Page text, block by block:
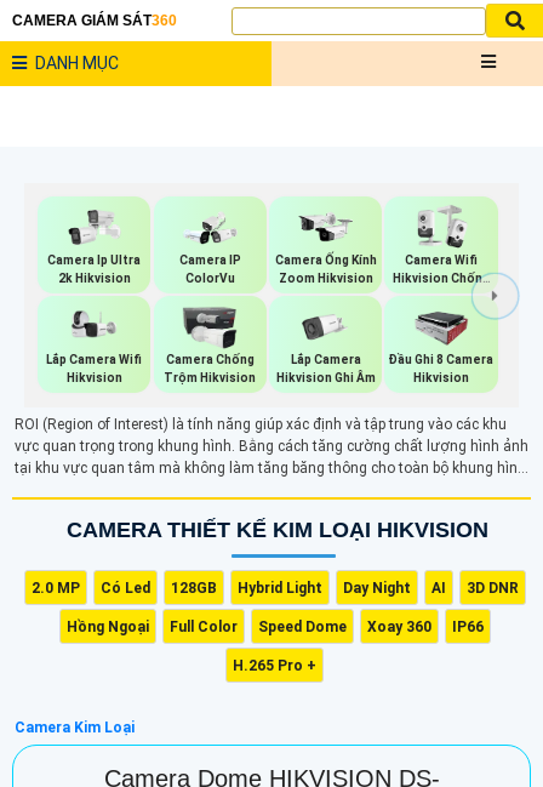
CAMERA GIÁM SÁT360
DANH MỤC
Camera Ip Ultra
2k Hikvision
Camera IP
ColorVu
Camera Ống Kính
Zoom Hikvision
Camera Wifi
Hikvision Chống
Trộm
Lắp Camera Wifi
Hikvision
Camera Chống
Trộm Hikvision
Lắp Camera
Hikvision Ghi Âm
Đầu Ghi 8 Camera
Hikvision
ROI (Region of Interest) là tính năng giúp xác định và tập trung vào các khu
vực quan trọng trong khung hình. Bằng cách tăng cường chất lượng hình ảnh
tại khu vực quan tâm mà không làm tăng băng thông cho toàn bộ khung hình.
phân giải cho các phần không quan trọng.
CAMERA THIẾT KẾ KIM LOẠI HIKVISION
2.0 MP Có Led 128GB Hybrid Light Day Night AI 3D DNR
Hồng Ngoại Full Color Speed Dome Xoay 360 IP66
H.265 Pro +
Camera Kim Loại
Camera Dome HIKVISION DS-